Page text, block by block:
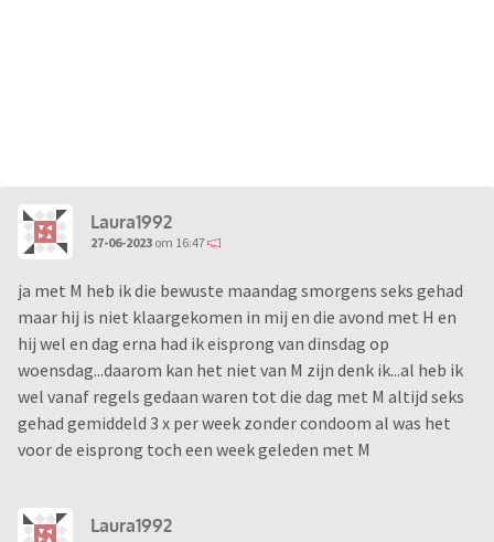
Laura1992
27-06-2023 om 16:47
ja met M heb ik die bewuste maandag smorgens seks gehad
maar hij is niet klaargekomen in mij en die avond met H en
hij wel en dag erna had ik eisprong van dinsdag op
woensdag...daarom kan het niet van M zijn denk ik...al heb ik
wel vanaf regels gedaan waren tot die dag met M altijd seks
gehad gemiddeld 3 x per week zonder condoom al was het
voor de eisprong toch een week geleden met M
Laura1992